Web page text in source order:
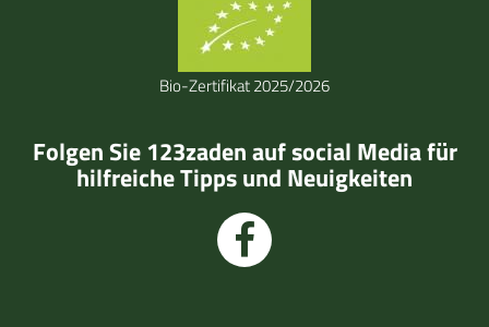
Bio-Zertifikat 2025/2026
Folgen Sie 123zaden auf social Media für
hilfreiche Tipps und Neuigkeiten